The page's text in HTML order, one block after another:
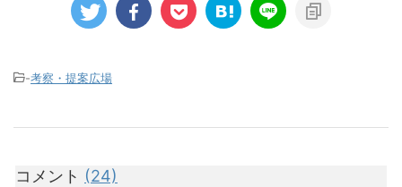
-考察・提案広場
コメント (24)